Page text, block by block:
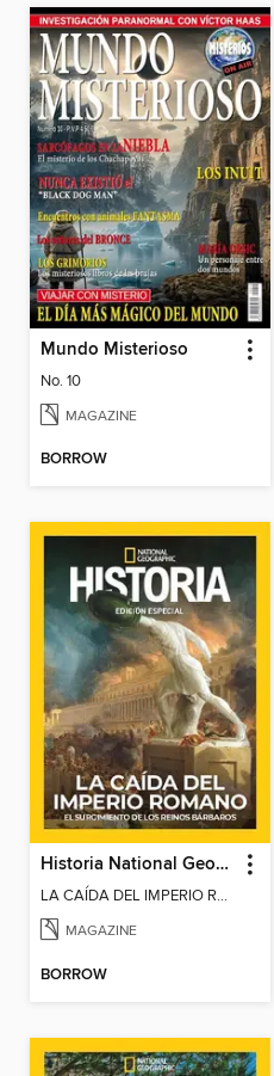
Mundo Misterioso
No. 10
MAGAZINE
BORROW
Historia National Geographic Especiales
LA CAÍDA DEL IMPERIO ROMANO
MAGAZINE
BORROW